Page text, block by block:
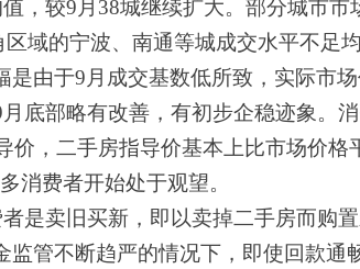
，较9月38城继续扩大。部分城市市
域的宁波、南通等城成交水平不足
由于9月成交基数低所致，实际市
底部略有改善，有初步企稳迹象。
价，二手房指导价基本上比市场价格
消费者开始处于观望。
是卖旧买新，即以卖掉二手房而购
管不断趋严的情况下，即使回款通